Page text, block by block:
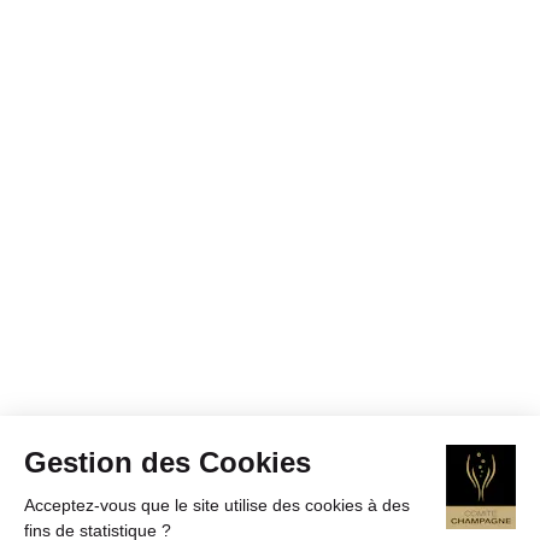
Gestion des Cookies
Acceptez-vous que le site utilise des cookies à des
fins de statistique ?